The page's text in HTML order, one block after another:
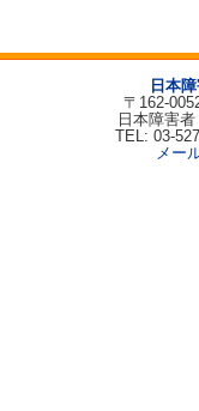
日本
〒162-
日本障害
TEL: 03-
メー